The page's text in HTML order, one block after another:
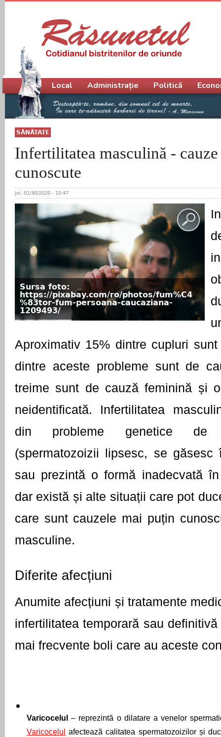
SĂNĂTATE
Infertilitatea masculină -
cunoscute
Joi, 01/30/2020 - 10:47
Sursa foto:
https://pixabay.com/ro/photos/fum%C4
%83tor-fum-persoana-caucaziana-
1209493/
Aproximativ 15% dintre cupluri
dintre aceste probleme sunt de
treime sunt de cauză feminină și
neidentificată. Infertilitatea
din probleme genetice de
(spermatozoizii lipsesc, se găsesc
sau prezintă o formă inadecvată
dar există și alte situații care pot
care sunt cauzele mai puțin
masculine.
Diferite afecțiuni
Anumite afecțiuni și tratamente
infertilitatea temporară sau
mai frecvente boli care au aceste
Varicocelul
Varicocelul
afectează calitatea spermatozoizilor și
Meniu principal
Local Administrație Politică